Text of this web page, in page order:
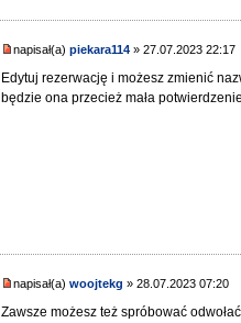
napisał(a)piekara114 » 27.07.2023 22:17
Edytuj rezerwację i możesz zmienić
będzie ona przecież mała
napisał(a)woojtekg » 28.07.2023 07:20
Zawsze możesz też spróbować